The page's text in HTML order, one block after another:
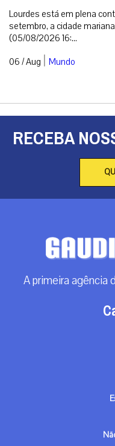
Lourdes está em plena
setembro, a cidade
(05/08/2026 16:...
06 / Aug | Mundo
RECEBA
A primeira agência